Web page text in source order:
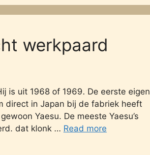
werkpaard
is uit 1968 of 1969. De eerste
direct in Japan bij de fabriek heeft
Yaesu. De meeste Yaesu’s
dat klonk … Read more